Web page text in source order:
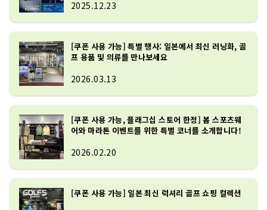
2025.12.23
[쿠폰 사용 가능] 특별 행사: 일본에서 최신 러닝화, 골
프 용품 및 의류를 만나보세요
2026.03.13
[쿠폰 사용 가능, 플래그십 스토어 한정] 봄 스포츠웨
어와 마라톤 이벤트를 위한 특별 코너를 소개합니다!
2026.02.20
[쿠폰 사용 가능] 일본 최신 럭셔리 골프 쇼핑 컬렉션